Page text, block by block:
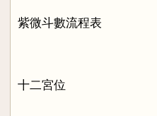
紫微斗數流程表
十二宮位